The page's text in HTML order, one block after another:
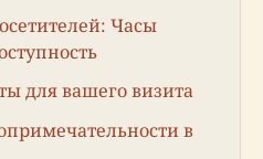
Часы
для вашего визита
в